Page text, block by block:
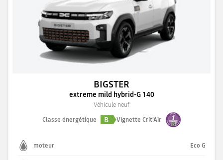
BIGSTER
extreme mild hybrid-G 140
Véhicule neuf
Classe énergétique
B Vignette Crit'Air
moteur Eco G